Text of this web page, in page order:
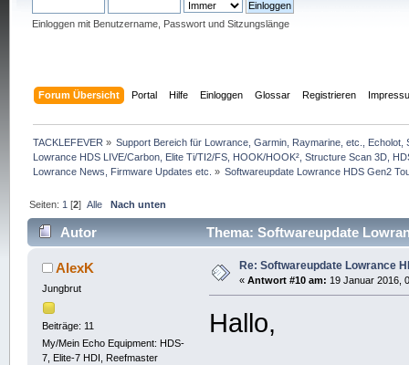
Einloggen mit Benutzername, Passwort und Sitzungslänge
Forum Übersicht Portal Hilfe Einloggen Glossar Registrieren
TACKLEFEVER » Support Bereich für Lowrance, Garmin, Raymarine, etc.,
Lowrance HDS LIVE/Carbon, Elite Ti/TI2/FS, HOOK/HOOK², Structure Scan 3D,
Lowrance News, Firmware Updates etc. » Softwareupdate Lowrance HDS Gen2
Seiten: 1 [2]Alle Nach unten
Autor Thema: Softwareupdate
AlexK
Jungbrut
Beiträge: 11
My/Mein Echo Equipment: HDS-
7, Elite-7 HDI, Reefmaster
Re: Softwareupdate Lowrance
« Antwort #10 am: 19 Januar 2016,
Hallo,